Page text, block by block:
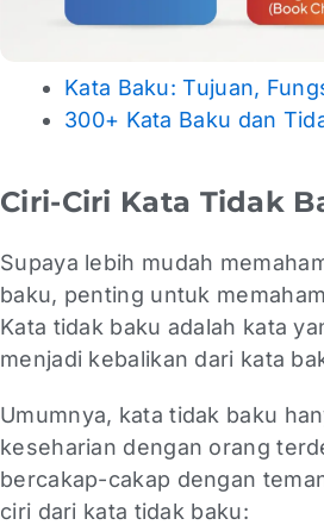
Kata Baku: Tujuan,
300+ Kata Baku dan
Ciri-Ciri Kata Tidak
Supaya lebih mudah
baku, penting untuk
Kata tidak baku adalah kata
menjadi kebalikan dari kata
Umumnya, kata tidak baku
keseharian dengan orang
bercakap-cakap dengan
ciri dari kata tidak baku: